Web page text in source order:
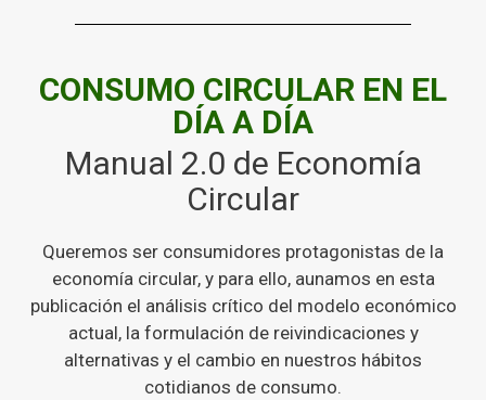
CONSUMO CIRCULAR EN EL
DÍA A DÍA
Manual 2.0 de Economía
Circular
Queremos ser consumidores protagonistas de la
economía circular, y para ello, aunamos en esta
publicación el análisis crítico del modelo económico
actual, la formulación de reivindicaciones y
alternativas y el cambio en nuestros hábitos
cotidianos de consumo.